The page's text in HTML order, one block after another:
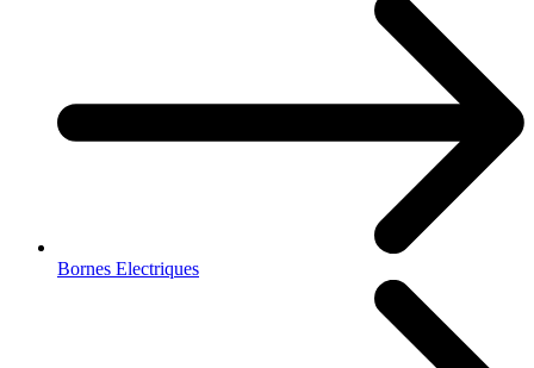
Bornes Electriques